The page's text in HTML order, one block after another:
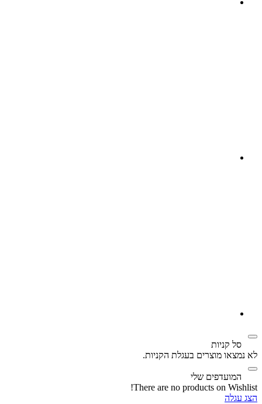
סל קניות‬
לא נמצאו מוצרים בעגלת הקניות.
המועדפים שלי
There are no products on Wishlist!
הצג עגלה